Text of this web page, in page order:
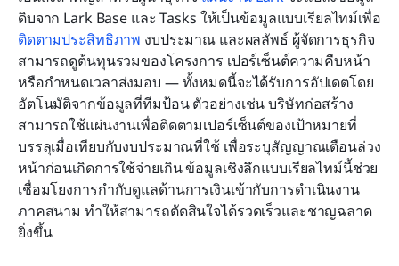
ดิบจาก Lark Base และ Tasks ให้เป็นข้อมูลแบบเรียลไทม์เพื่อ
ติดตามประสิทธิภาพ งบประมาณ และผลลัพธ์ ผู้จัดการธุรกิจ
สามารถดูต้นทุนรวมของโครงการ เปอร์เซ็นต์ความคืบหน้า
หรือกำหนดเวลาส่งมอบ — ทั้งหมดนี้จะได้รับการอัปเดตโดย
อัตโนมัติจากข้อมูลที่ทีมป้อน ตัวอย่างเช่น บริษัทก่อสร้าง
สามารถใช้แผ่นงานเพื่อติดตามเปอร์เซ็นต์ของเป้าหมายที่
บรรลุเมื่อเทียบกับงบประมาณที่ใช้ เพื่อระบุสัญญาณเตือนล่วง
หน้าก่อนเกิดการใช้จ่ายเกิน ข้อมูลเชิงลึกแบบเรียลไทม์นี้ช่วย
เชื่อมโยงการกำกับดูแลด้านการเงินเข้ากับการดำเนินงาน
ภาคสนาม ทำให้สามารถตัดสินใจได้รวดเร็วและชาญฉลาด
ยิ่งขึ้น